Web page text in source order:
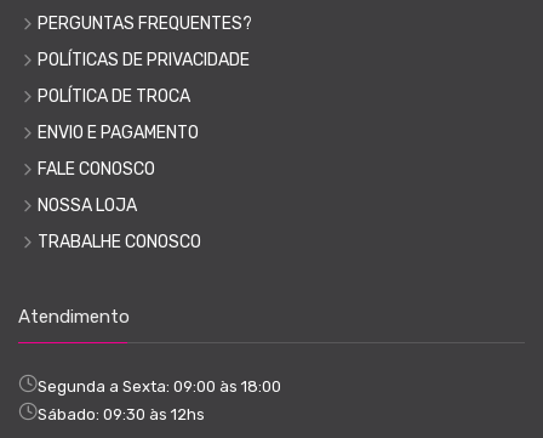
PERGUNTAS FREQUENTES?
POLÍTICAS DE PRIVACIDADE
POLÍTICA DE TROCA
ENVIO E PAGAMENTO
FALE CONOSCO
NOSSA LOJA
TRABALHE CONOSCO
Atendimento
Segunda a Sexta: 09:00 às 18:00
Sábado: 09:30 às 12hs